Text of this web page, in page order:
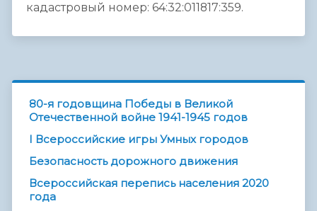
кадастровый номер: 64:32:011817:359.
80-я годовщина Победы в Великой
Отечественной войне 1941-1945 годов
I Всероссийские игры Умных городов
Безопасность дорожного движения
Всероссийская перепись населения 2020
года